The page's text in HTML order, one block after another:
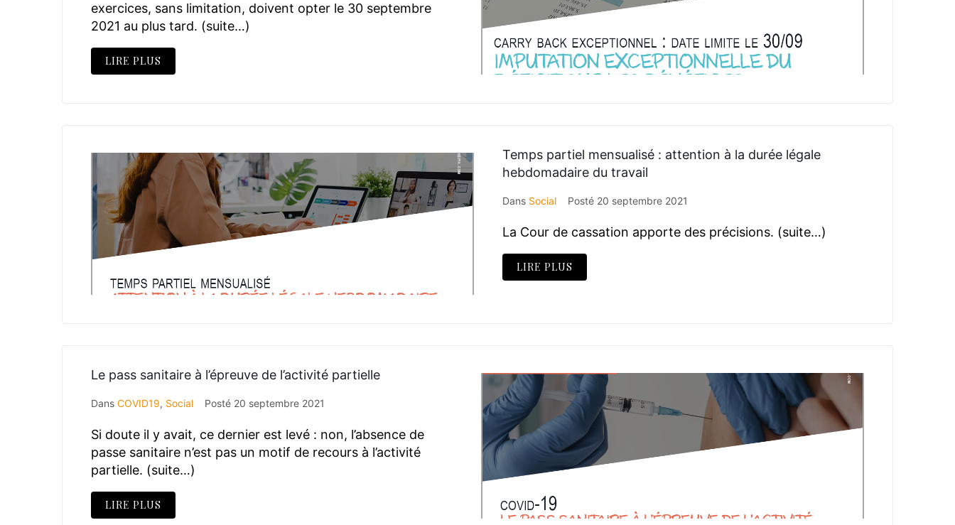
exercices, sans limitation, doivent opter le 30 septembre
2021 au plus tard. (suite…)
LIRE PLUS
Temps partiel mensualisé : attention à la durée légale
hebdomadaire du travail
Dans Social Posté 20 septembre 2021
La Cour de cassation apporte des précisions. (suite…)
LIRE PLUS
Le pass sanitaire à l’épreuve de l’activité partielle
Dans COVID19, Social Posté 20 septembre 2021
Si doute il y avait, ce dernier est levé : non, l’absence de
passe sanitaire n’est pas un motif de recours à l’activité
partielle. (suite…)
LIRE PLUS